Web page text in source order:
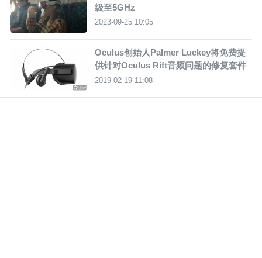
级至5GHz
2023-09-25 10:05
Oculus创始人Palmer Luckey将免费提
供针对Oculus Rift音频问题的修复套件
2019-02-19 11:08